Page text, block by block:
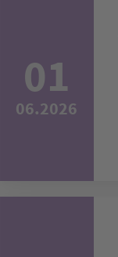
01
06.2026